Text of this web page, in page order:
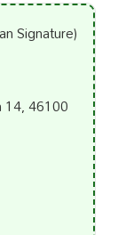
14, 46100